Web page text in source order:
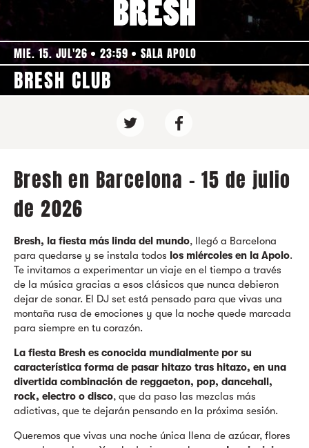
MIE. 15. JUL'26 23:59 SALA APOLO
BRESH CLUB
Bresh en Barcelona - 15 de julio
de 2026
Bresh, la fiesta más linda del mundo, llegó a Barcelona
para quedarse y se instala todos los miércoles en la Apolo.
Te invitamos a experimentar un viaje en el tiempo a través
de la música gracias a esos clásicos que nunca debieron
dejar de sonar. El DJ set está pensado para que vivas una
montaña rusa de emociones y que la noche quede marcada
para siempre en tu corazón.
La fiesta Bresh es conocida mundialmente por su
característica forma de pasar hitazo tras hitazo, en una
divertida combinación de reggaeton, pop, dancehall,
rock, electro o disco, que da paso las mezclas más
adictivas, que te dejarán pensando en la próxima sesión.
Queremos que vivas una noche única llena de azúcar, flores